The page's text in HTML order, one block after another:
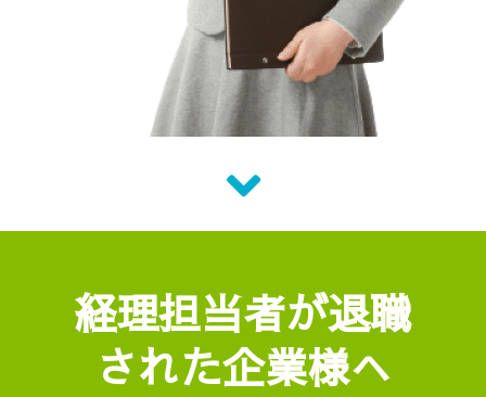
経理担当者が退職
された企業様へ